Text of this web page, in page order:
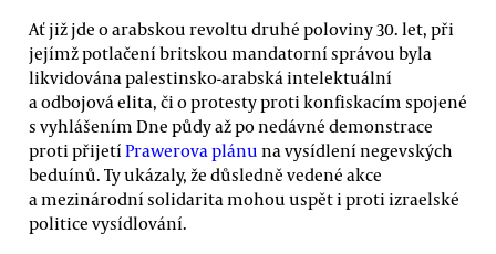
Ať již jde o arabskou revoltu druhé poloviny 30. let, při
jejímž potlačení britskou mandatorní správou byla
likvidována palestinsko-arabská intelektuální
a odbojová elita, či o protesty proti konfiskacím spojené
s vyhlášením Dne půdy až po nedávné demonstrace
proti přijetíPrawerova plánu na vysídlení negevských
beduínů. Ty ukázaly, že důsledně vedené akce
a mezinárodní solidarita mohou uspět i proti izraelské
politice vysídlování.